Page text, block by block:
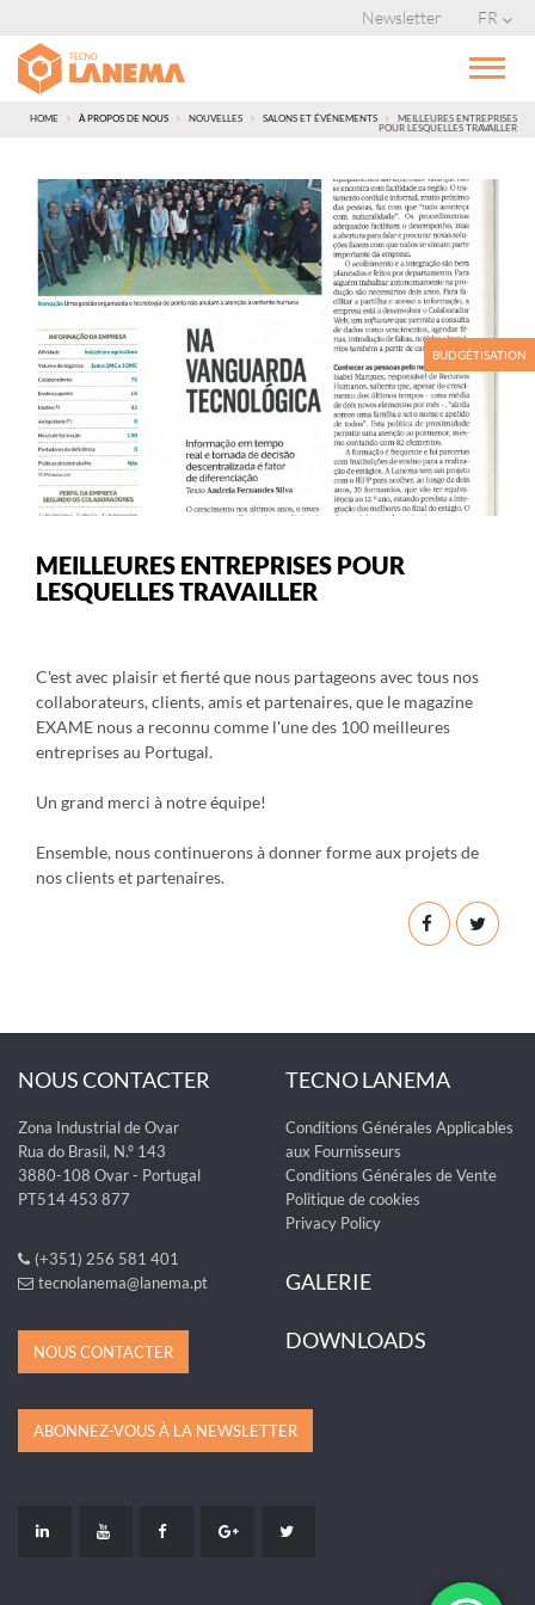
FR
Newsletter
HOME À PROPOS DE NOUS NOUVELLES SALONS ET ÉVÉNEMENTS
MEILLEURES ENTREPRISES
POUR LESQUELLES TRAVAILLER
MEILLEURES ENTREPRISES POUR
LESQUELLES TRAVAILLER
C'est avec plaisir et fierté que nous partageons avec tous nos
collaborateurs, clients, amis et partenaires, que le magazine
EXAME nous a reconnu comme l'une des 100 meilleures
entreprises au Portugal.
Un grand merci à notre équipe!
Ensemble, nous continuerons à donner forme aux projets de
nos clients et partenaires.
BUDGÉTISATION
NOUS CONTACTER
Zona Industrial de Ovar
Rua do Brasil, N.º 143
3880-108 Ovar - Portugal
PT514 453 877
(+351) 256 581 401
tecnolanema@lanema.pt
NOUS CONTACTER
TECNO LANEMA
Conditions Générales Applicables
aux Fournisseurs
Conditions Générales de Vente
Politique de cookies
Privacy Policy
GALERIE
DOWNLOADS
ABONNEZ-VOUS À LA NEWSLETTER